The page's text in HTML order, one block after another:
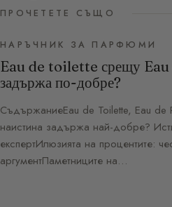
ПРОЧЕТЕТЕ СЪЩО
НАРЪЧНИК ЗА ПАРФЮМИ
Eau de toilette срещу
задържа по-добре?
СъдържаниеEau de Toilette, Eau de
наистина задържа най-добре?
експертИлюзията на процентите:
аргументПаметниците на…